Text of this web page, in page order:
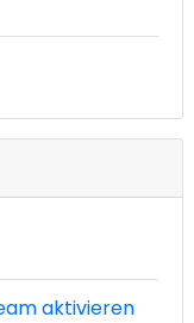
aktivieren